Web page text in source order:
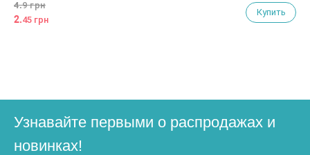
4.9 грн
2.45 грн
Купить
Узнавайте первыми о распродажах и
новинках!